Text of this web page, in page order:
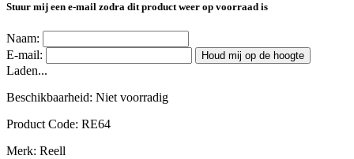
Stuur mij een e-mail zodra dit product weer op voorraad is
Naam:
E-mail:
Houd mij op de hoogte
Laden...
Beschikbaarheid: Niet voorradig
Product Code: RE64
Merk: Reell